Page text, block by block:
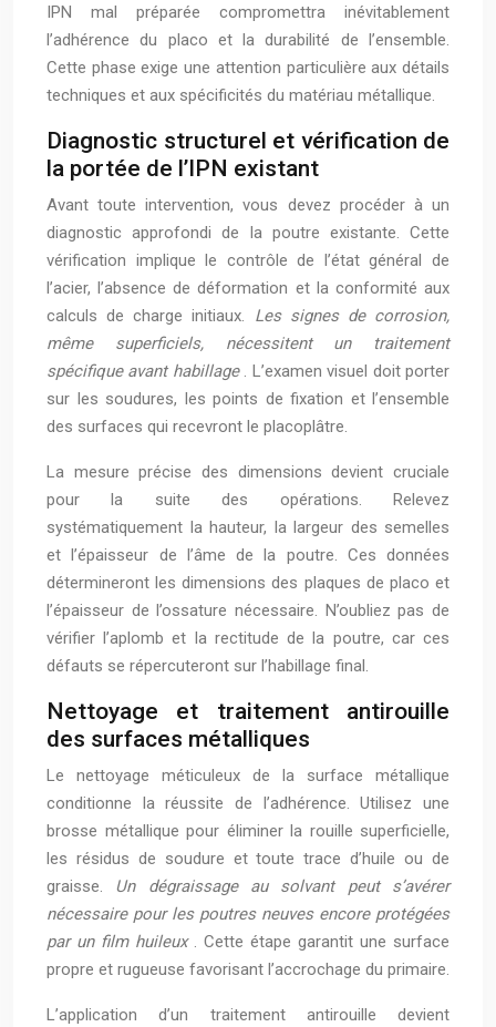
IPN mal préparée compromettra inévitablement
l’adhérence du placo et la durabilité de l’ensemble.
Cette phase exige une attention particulière aux détails
techniques et aux spécificités du matériau métallique.
Diagnostic structurel et vérification de
la portée de l’IPN existant
Avant toute intervention, vous devez procéder à un
diagnostic approfondi de la poutre existante. Cette
vérification implique le contrôle de l’état général de
l’acier, l’absence de déformation et la conformité aux
calculs de charge initiaux. Les signes de corrosion,
même superficiels, nécessitent un traitement
spécifique avant habillage
. L’examen visuel doit porter
sur les soudures, les points de fixation et l’ensemble
des surfaces qui recevront le placoplâtre.
La mesure précise des dimensions devient cruciale
pour la suite des opérations. Relevez
systématiquement la hauteur, la largeur des semelles
et l’épaisseur de l’âme de la poutre. Ces données
détermineront les dimensions des plaques de placo et
l’épaisseur de l’ossature nécessaire. N’oubliez pas de
vérifier l’aplomb et la rectitude de la poutre, car ces
défauts se répercuteront sur l’habillage final.
Nettoyage et traitement antirouille
des surfaces métalliques
Le nettoyage méticuleux de la surface métallique
conditionne la réussite de l’adhérence. Utilisez une
brosse métallique pour éliminer la rouille superficielle,
les résidus de soudure et toute trace d’huile ou de
graisse. Un dégraissage au solvant peut s’avérer
nécessaire pour les poutres neuves encore protégées
par un film huileux
. Cette étape garantit une surface
propre et rugueuse favorisant l’accrochage du primaire.
L’application d’un traitement antirouille devient